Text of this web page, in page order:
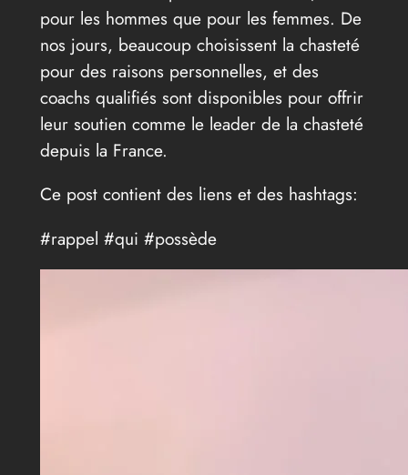
pour les hommes que pour les femmes. De
nos jours, beaucoup choisissent la chasteté
pour des raisons personnelles, et des
coachs qualifiés sont disponibles pour offrir
leur soutien comme le leader de la chasteté
depuis la France.
Ce post contient des liens et des hashtags:
#rappel #qui #possède